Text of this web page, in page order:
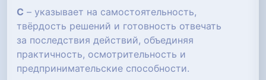
С – указывает на самостоятельность,
твёрдость решений и готовность отвечать
за последствия действий, объединяя
практичность, осмотрительность и
предпринимательские способности.